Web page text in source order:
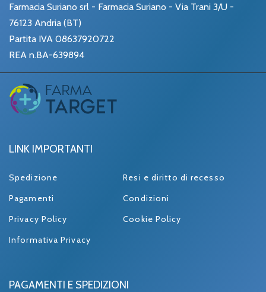
Farmacia Suriano srl - Farmacia Suriano - Via Trani 3/U -
76123 Andria (BT)
Partita IVA 08637920722
REA n.BA-639894
LINK IMPORTANTI
Spedizione
Resi e diritto di recesso
Pagamenti
Condizioni
Privacy Policy
Cookie Policy
Informativa Privacy
PAGAMENTI E SPEDIZIONI